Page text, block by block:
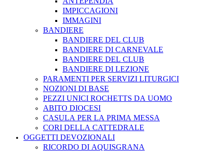
IMPICCAGIONI
IMMAGINI
BANDIERE
BANDIERE DEL CLUB
BANDIERE DI CARNEVALE
BANDIERE DEL CLUB
BANDIERE DI LEZIONE
PARAMENTI PER SERVIZI LITURGICI
NOZIONI DI BASE
PEZZI UNICI ROCHETTS DA UOMO
ABITO DIOCESI
CASULA PER LA PRIMA MESSA
CORI DELLA CATTEDRALE
OGGETTI DEVOZIONALI
RICORDO DI AQUISGRANA